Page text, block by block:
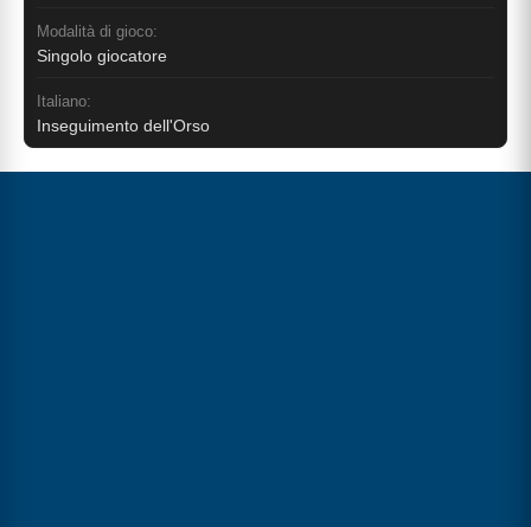
Modalità di gioco:
Singolo giocatore
Italiano:
Inseguimento dell'Orso